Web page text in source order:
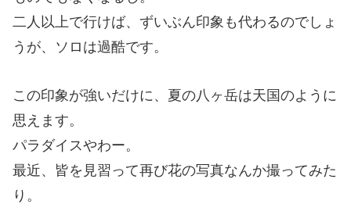
二人以上で行けば、ずいぶん印象も代わるのでしょ
うが、ソロは過酷です。
この印象が強いだけに、夏の八ヶ岳は天国のように
思えます。
パラダイスやわー。
最近、皆を見習って再び花の写真なんか撮ってみた
り。